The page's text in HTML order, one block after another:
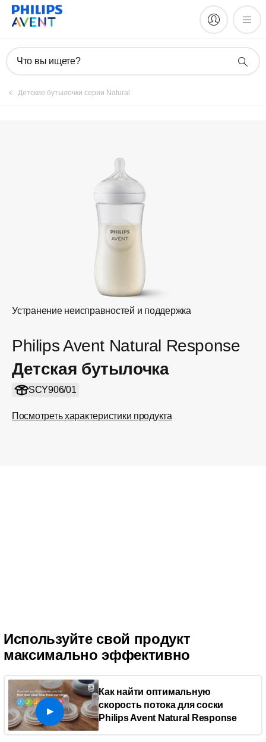
Что вы ищете?
Детские бутылочки серии Natural
Устранение неисправностей и поддержка
Philips Avent Natural Response
Детская бутылочка
SCY906/01
Посмотреть характеристики продукта
Зарегистрировать продукт
Используйте свой продукт
максимально эффективно
Как найти оптимальную
скорость потока для соски
Philips Avent Natural Response